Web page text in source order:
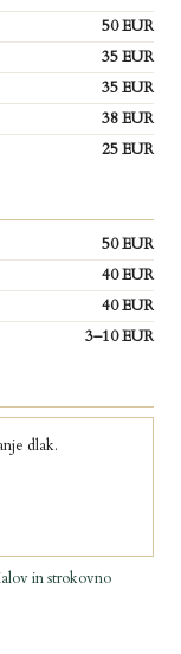
50 EUR
35 EUR
35 EUR
38 EUR
25 EUR
50 EUR
40 EUR
40 EUR
3–10 EUR
dlak.
in strokovno